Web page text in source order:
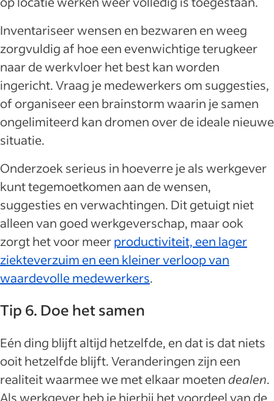
Inventariseer wensen en bezwaren en weeg
zorgvuldig af hoe een evenwichtige terugkeer
naar de werkvloer het best kan worden
ingericht. Vraag je medewerkers om suggesties,
of organiseer een brainstorm waarin je samen
ongelimiteerd kan dromen over de ideale nieuwe
situatie.
Onderzoek serieus in hoeverre je als werkgever
kunt tegemoetkomen aan de wensen,
suggesties en verwachtingen. Dit getuigt niet
alleen van goed werkgeverschap, maar ook
zorgt het voor meerproductiviteit, een lager
ziekteverzuim en een kleiner verloop van
waardevolle medewerkers.
Tip 6. Doe het samen
Eén ding blijft altijd hetzelfde, en dat is dat niets
ooit hetzelfde blijft. Veranderingen zijn een
realiteit waarmee we met elkaar moetendealen.
Als werkgever heb je hierbij het voordeel van de